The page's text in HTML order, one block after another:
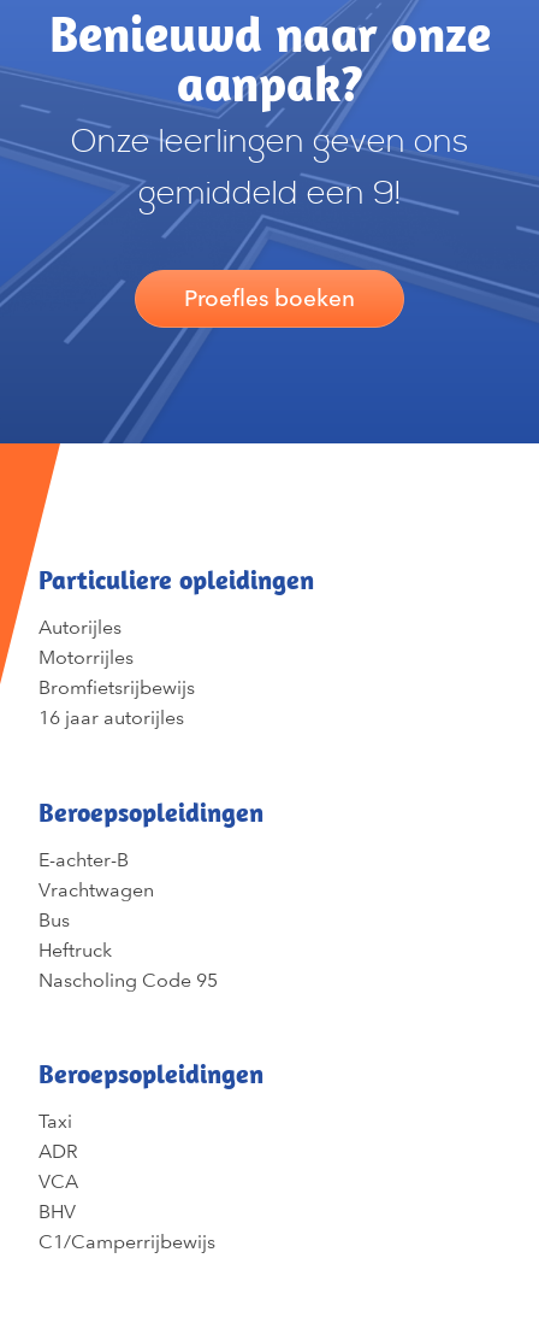
Benieuwd naar onze
aanpak?
Onze leerlingen geven ons
gemiddeld een 9!
Proefles boeken
Particuliere opleidingen
Autorijles
Motorrijles
Bromfietsrijbewijs
16 jaar autorijles
Beroepsopleidingen
E-achter-B
Vrachtwagen
Bus
Heftruck
Nascholing Code 95
Beroepsopleidingen
Taxi
ADR
VCA
BHV
C1/Camperrijbewijs